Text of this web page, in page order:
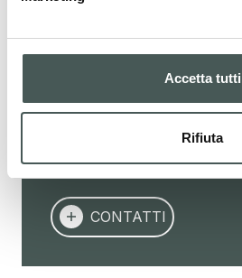
Accetta tutti
Rifiuta
preventivo o iniziare una
nostro team dedicato è a
per fornirti assistenza in
CONTATTI